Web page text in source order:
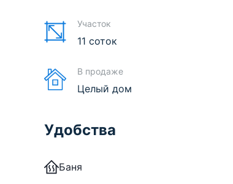
Участок
11 соток
В продаже
Целый дом
Удобства
Баня